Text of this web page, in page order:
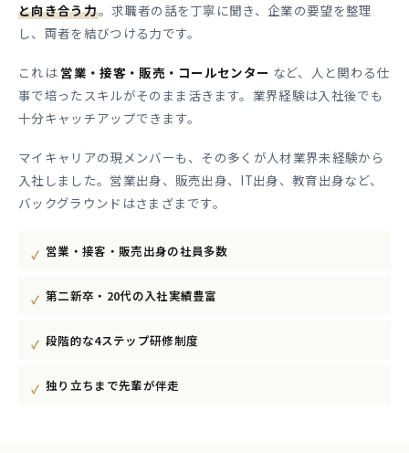
と向き合う力。求職者の話を丁寧に聞き、企業の要望を整理
し、両者を結びつける力です。
これは 営業・接客・販売・コールセンター など、人と関わる仕
事で培ったスキルがそのまま活きます。業界経験は入社後でも
十分キャッチアップできます。
マイキャリアの現メンバーも、その多くが人材業界未経験から
入社しました。営業出身、販売出身、IT出身、教育出身など、
バックグラウンドはさまざまです。
営業・接客・販売出身の社員多数
第二新卒・20代の入社実績豊富
段階的な4ステップ研修制度
独り立ちまで先輩が伴走